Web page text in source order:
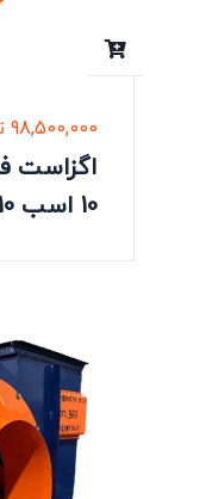
98,500,000
اگزاست
10 اسب EFC-710